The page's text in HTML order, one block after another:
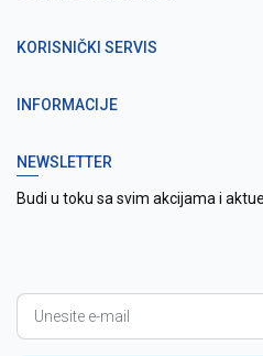
KORISNIČKI SERVIS
INFORMACIJE
NEWSLETTER
Budi u toku sa svim akcijama i